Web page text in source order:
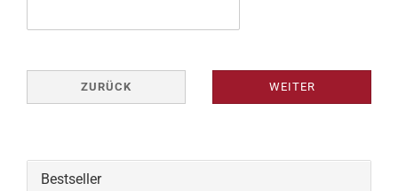
ZURÜCK WEITER
Bestseller